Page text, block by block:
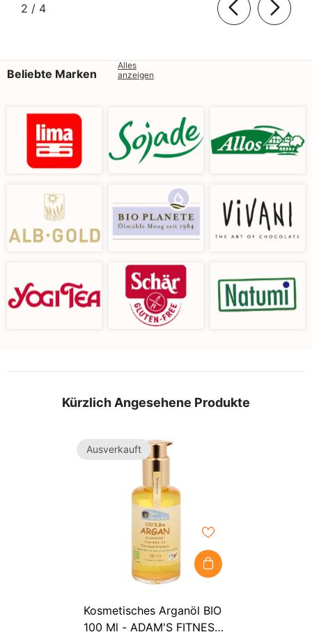
2 / von
4
Beliebte Marken
Alles
anzeigen
Kürzlich Angesehene Produkte
Ausverkauft
Kosmetisches Arganöl BIO
100 Ml - ADAM'S FITNESS